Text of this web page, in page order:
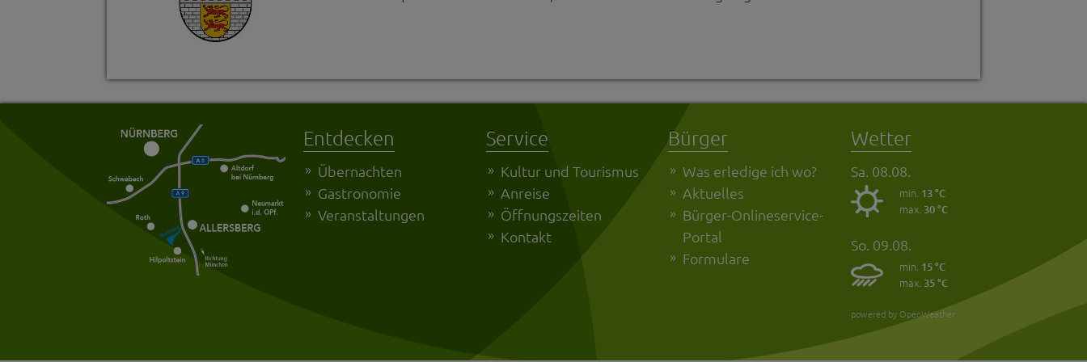
Entdecken
Übernachten
Gastronomie
Veranstaltungen
Service
Kultur und Tourismus
Anreise
Öffnungszeiten
Kontakt
Bürger
Was erledige ich wo?
Aktuelles
Bürger-Onlineservice-
Portal
Formulare
Wetter
Sa. 08.08.
min. 13 °C
max. 30 °C
So. 09.08.
min. 15 °C
max. 35 °C
powered by OpenWeather